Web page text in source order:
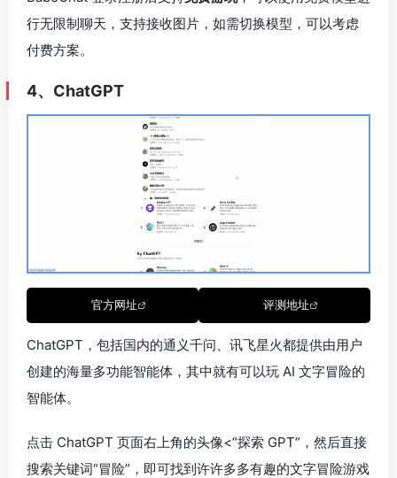
行无限制聊天，支持接收图片，如需切换模型，可以考虑
付费方案。
4、ChatGPT
官方网址 评测地址
ChatGPT，包括国内的通义千问、讯飞星火都提供由用户
创建的海量多功能智能体，其中就有可以玩 AI 文字冒险的
智能体。
点击 ChatGPT 页面右上角的头像<“探索 GPT”，然后直接
搜索关键词“冒险”，即可找到许许多多有趣的文字冒险游戏